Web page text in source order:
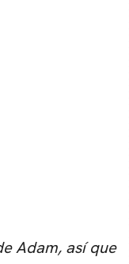
Adam, así que